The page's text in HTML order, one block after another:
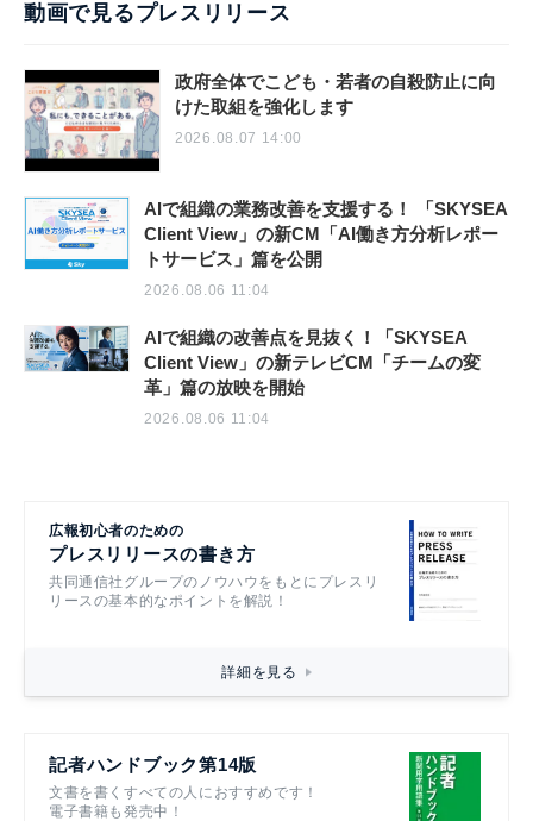
動画で見るプレスリリース
政府全体でこども・若者の自殺防止に向
けた取組を強化します
2026.08.07 14:00
AIで組織の業務改善を支援する！ 「SKYSEA
Client View」の新CM「AI働き方分析レポー
トサービス」篇を公開
2026.08.06 11:04
AIで組織の改善点を見抜く！「SKYSEA
Client View」の新テレビCM「チームの変
革」篇の放映を開始
2026.08.06 11:04
広報初心者のための
プレスリリースの書き方
共同通信社グループのノウハウをもとにプレスリ
リースの基本的なポイントを解説！
詳細を見る
記者ハンドブック第14版
文書を書くすべての人におすすめです！
電子書籍も発売中！